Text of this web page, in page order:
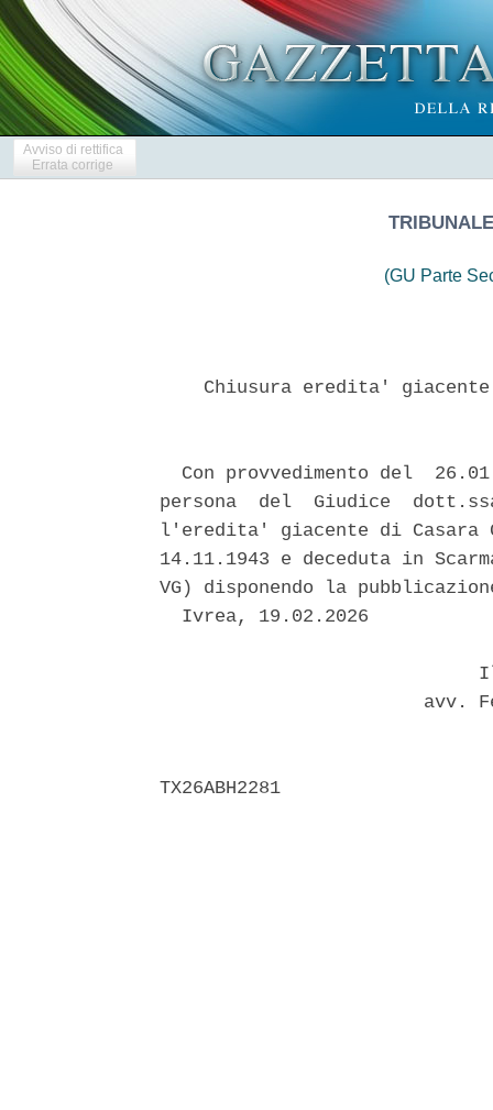
Avviso di rettifica
Errata corrige
(GU Parte
Chiusura eredita'
Con provvedimento del
persona  del  Giudice
l'eredita' giacente di Casara
14.11.1943 e deceduta in
VG) disponendo la
  Ivrea, 19.02.2026
avv.